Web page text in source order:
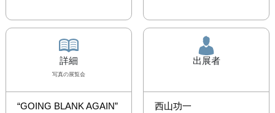
詳細
写真の展覧会
“GOING BLANK AGAIN”
出展者
西山功一